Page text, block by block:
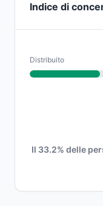
Indice di
Distribuito
Il 33.2% delle